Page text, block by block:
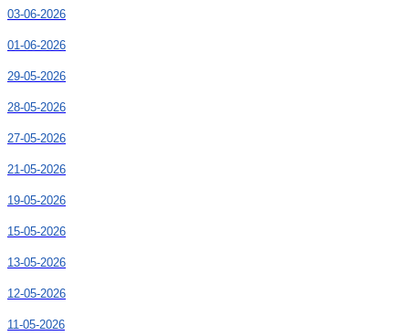
03-06-2026
01-06-2026
29-05-2026
28-05-2026
27-05-2026
21-05-2026
19-05-2026
15-05-2026
13-05-2026
12-05-2026
11-05-2026